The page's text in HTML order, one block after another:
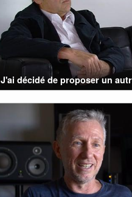
J'ai décidé de proposer un